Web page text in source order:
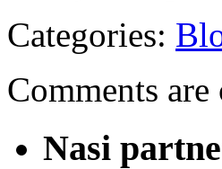
Categories:
Comments are
Nasi